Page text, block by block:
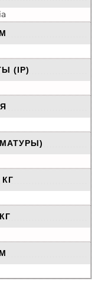
(IP)